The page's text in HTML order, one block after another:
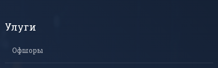
Улуги
Офшоры